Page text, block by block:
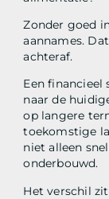
Zonder goed
aannames.
achteraf.
Een financieel
naar de
op langere
toekomstige
niet alleen
onderbouwd.
Het verschil